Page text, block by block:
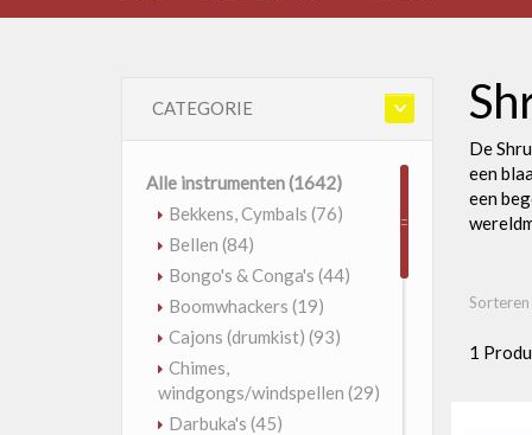
CATEGORIE
Alle instrumenten(1642)
Bekkens, Cymbals (76)
Bellen (84)
Bongo's & Conga's (44)
Boomwhackers (19)
Cajons (drumkist) (93)
Chimes,
windgongs/windspellen (29)
Darbuka's (45)
De
een
een
Sorteren
1